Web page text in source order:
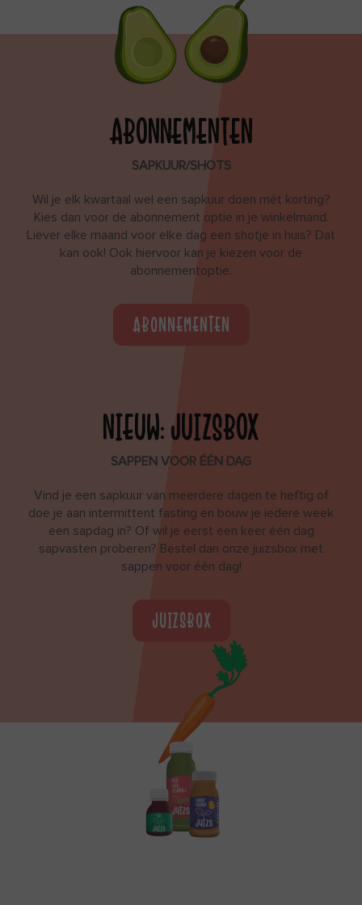
ABONNEMENTEN
SAPKUUR/SHOTS
Wil je elk kwartaal wel een sapkuur doen mét korting?
Kies dan voor de abonnement optie in je winkelmand.
Liever elke maand voor elke dag een shotje in huis? Dat
kan ook! Ook hiervoor kan je kiezen voor de
abonnementoptie.
ABONNEMENTEN
NIEUW: JUIZSBOX
SAPPEN VOOR ÉÉN DAG
Vind je een sapkuur van meerdere dagen te heftig of
doe je aan intermittent fasting en bouw je iedere week
een sapdag in? Of wil je eerst een keer één dag
sapvasten proberen? Bestel dan onze juizsbox met
sappen voor één dag!
JUIZSBOX